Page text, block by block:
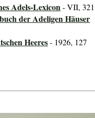
Adels-Lexicon - VII, 321
der Adeligen Häuser
Heeres- 1926, 127